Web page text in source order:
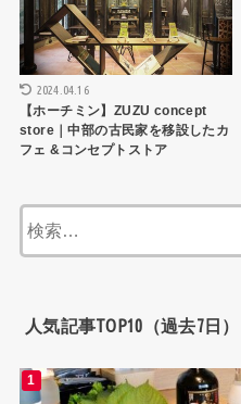
2024.04.16
【ホーチミン】ZUZU concept
store｜中部の古民家を移設したカ
フェ &コンセプトストア
人気記事TOP10（過去7日）